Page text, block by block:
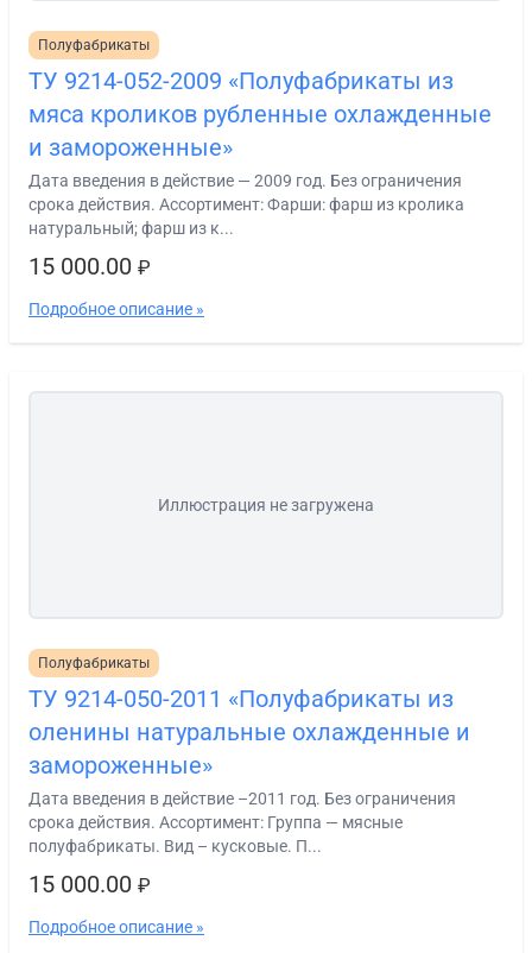
Полуфабрикаты
ТУ 9214-052-2009 «Полуфабрикаты из
мяса кроликов рубленные охлажденные
и замороженные»
Дата введения в действие — 2009 год. Без ограничения
срока действия. Ассортимент: Фарши: фарш из кролика
натуральный; фарш из к...
15 000.00 ₽
Подробное описание »
Иллюстрация не загружена
Полуфабрикаты
ТУ 9214-050-2011 «Полуфабрикаты из
оленины натуральные охлажденные и
замороженные»
Дата введения в действие –2011 год. Без ограничения
срока действия. Ассортимент: Группа — мясные
полуфабрикаты. Вид – кусковые. П...
15 000.00 ₽
Подробное описание »